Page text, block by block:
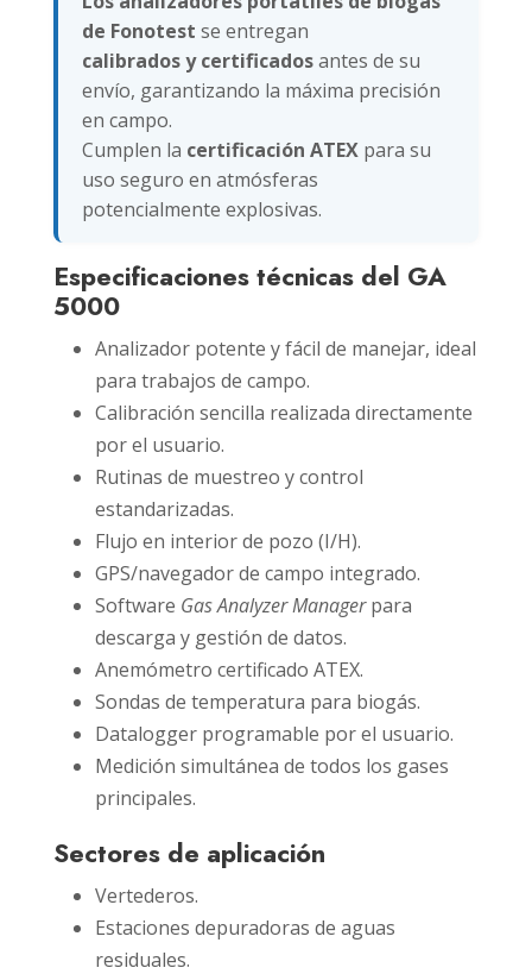
de Fonotest se entregan
calibrados y certificadosantes de su
envío, garantizando la máxima precisión
en campo.
Cumplen la certificación ATEX para su
uso seguro en atmósferas
potencialmente explosivas.
Especificaciones técnicas del GA
5000
Analizador potente y fácil de manejar, ideal
para trabajos de campo.
Calibración sencilla realizada directamente
por el usuario.
Rutinas de muestreo y control
estandarizadas.
Flujo en interior de pozo (I/H).
GPS/navegador de campo integrado.
Software Gas Analyzer Managerpara
descarga y gestión de datos.
Anemómetro certificado ATEX.
Sondas de temperatura para biogás.
Datalogger programable por el usuario.
Medición simultánea de todos los gases
principales.
Sectores de aplicación
Vertederos.
Estaciones depuradoras de aguas
residuales.